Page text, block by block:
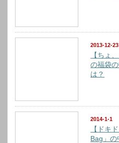
2013-12-23
【ちょ
の福袋
は？
2014-1-1
【ドキ
Bag」の